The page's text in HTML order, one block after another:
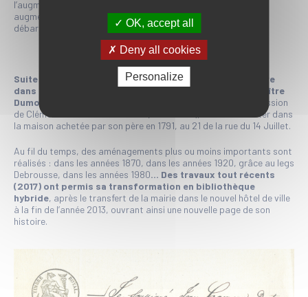
l’augmentation des voyageurs amenés par le chemin de fer,
augmentation qui devra naître de l’achèvement prochain du
débarcadère d’Eyrac ».
Suite à une ordonnance du 23 juin 1846, le bâtiment entre
dans le patrimoine communal par acte passé devant Maître
Dumora, le 20 novembre.
Jean Hameau, qui prend la succession
de Clément Soulié comme maire (1844-1848), retourne habiter dans
la maison achetée par son père en 1791, au 21 de la rue du 14 Juillet.
Au fil du temps, des aménagements plus ou moins importants sont
réalisés : dans les années 1870, dans les années 1920, grâce au legs
Debrousse, dans les années 1980… Des travaux tout récents
(2017) ont permis sa transformation en bibliothèque
hybride, après le transfert de la mairie dans le nouvel hôtel de ville
à la fin de l’année 2013, ouvrant ainsi une nouvelle page de son
histoire.
OK, accept all
Deny all cookies
Personalize